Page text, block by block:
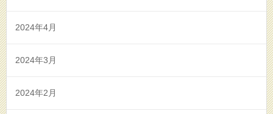
2024年4月
2024年3月
2024年2月